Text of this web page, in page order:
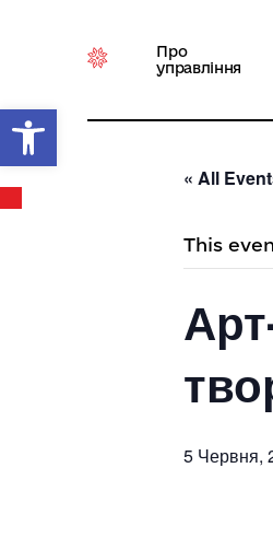
Відкрити Панель інструментів
Про
управління
« All
This
5 Червня,